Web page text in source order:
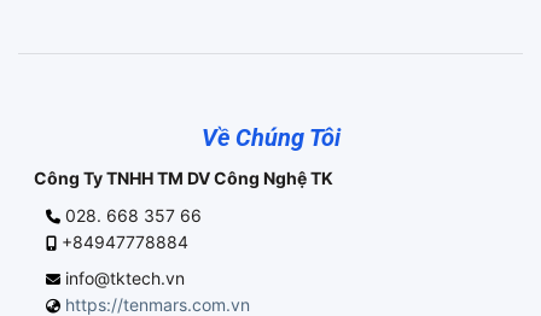
Về Chúng Tôi
Công Ty TNHH TM DV Công Nghệ TK
028. 668 357 66
+84947778884
info@tktech.vn
https://tenmars.com.vn